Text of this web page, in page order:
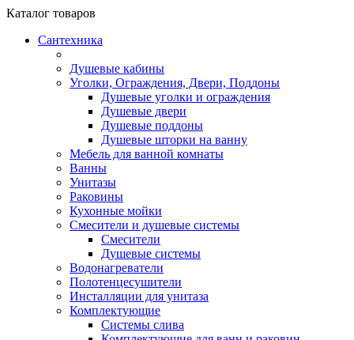
Каталог товаров
Сантехника
Душевые кабины
Уголки, Ограждения, Двери, Поддоны
Душевые уголки и ограждения
Душевые двери
Душевые поддоны
Душевые шторки на ванну
Мебель для ванной комнаты
Ванны
Унитазы
Раковины
Кухонные мойки
Смесители и душевые системы
Смесители
Душевые системы
Водонагреватели
Полотенцесушители
Инсталляции для унитаза
Комплектующие
Системы слива